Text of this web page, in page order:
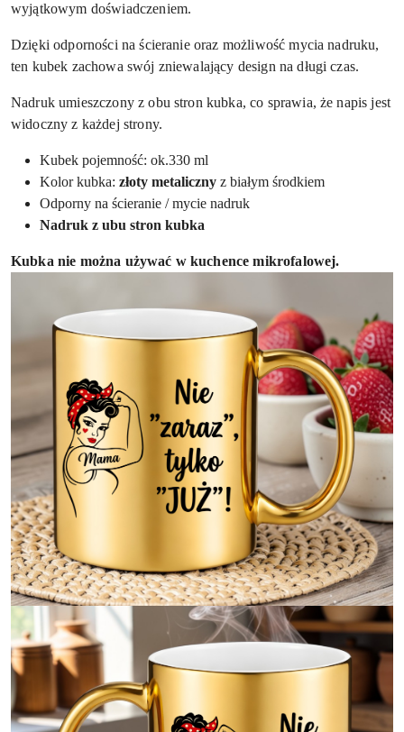
wyjątkowym doświadczeniem.
Dzięki odporności na ścieranie oraz możliwość mycia nadruku,
ten kubek zachowa swój zniewalający design na długi czas.
Nadruk umieszczony z obu stron kubka, co sprawia, że napis jest
widoczny z każdej strony.
Kubek pojemność: ok.330 ml
Kolor kubka: złoty metaliczny z białym środkiem
Odporny na ścieranie / mycie nadruk
Nadruk z ubu stron kubka
Kubka nie można używać w kuchence mikrofalowej.